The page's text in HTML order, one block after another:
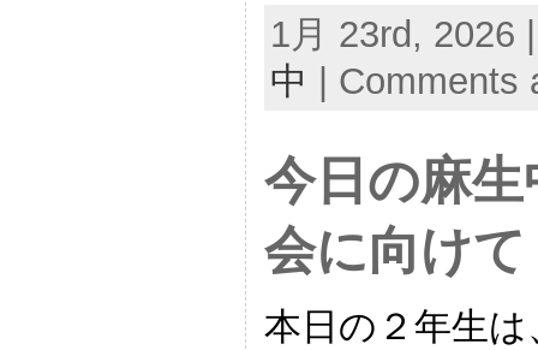
1月 23rd, 2026
中
Comments
今日の麻
会に向け
本日の２年生